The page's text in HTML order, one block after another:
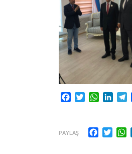
Facebook
Twitter
PAYLAŞ